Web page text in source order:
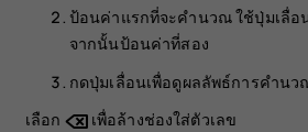
4Gป้อนค่าแรกที่จะคำนวณ ใช้ปุ่มเลื่อ
จากนั้นป้อนค่าที่สอง
กดปุ่มเลื่อนเพื่อดูผลลัพธ์การคำนว
เลือก
เพื่อล้างช่องใส่ตัวเลข